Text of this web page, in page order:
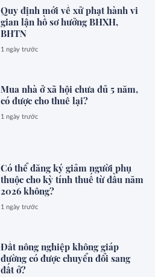
Quy định mới về xử phạt hành vi
gian lận hồ sơ hưởng BHXH,
BHTN
1 ngày trước
Mua nhà ở xã hội chưa đủ 5 năm,
có được cho thuê lại?
1 ngày trước
Có thể đăng ký giảm người phụ
thuộc cho kỳ tính thuế từ đầu năm
2026 không?
1 ngày trước
Đất nông nghiệp không giáp
đường có được chuyển đổi sang
đất ở?